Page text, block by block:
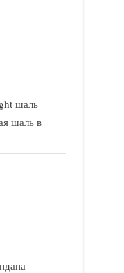
шаль
шаль в